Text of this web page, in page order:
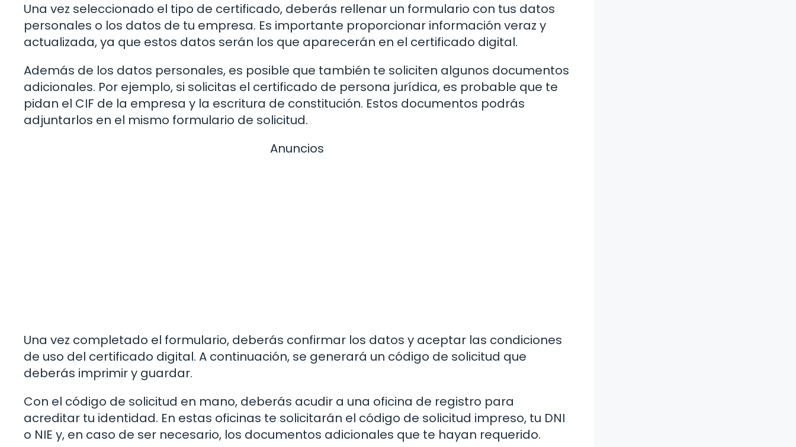
Una vez seleccionado el tipo de certificado, deberás rellenar un formulario con tus datos
personales o los datos de tu empresa. Es importante proporcionar información veraz y
actualizada, ya que estos datos serán los que aparecerán en el certificado digital.
Además de los datos personales, es posible que también te soliciten algunos documentos
adicionales. Por ejemplo, si solicitas el certificado de persona jurídica, es probable que te
pidan el CIF de la empresa y la escritura de constitución. Estos documentos podrás
adjuntarlos en el mismo formulario de solicitud.
Anuncios
Una vez completado el formulario, deberás confirmar los datos y aceptar las condiciones
de uso del certificado digital. A continuación, se generará un código de solicitud que
deberás imprimir y guardar.
Con el código de solicitud en mano, deberás acudir a una oficina de registro para
acreditar tu identidad. En estas oficinas te solicitarán el código de solicitud impreso, tu DNI
o NIE y, en caso de ser necesario, los documentos adicionales que te hayan requerido.